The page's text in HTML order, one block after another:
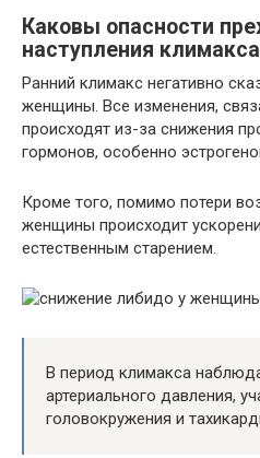
Каковы опасности
наступления
Ранний климакс негативно
женщины. Все изменения,
происходят из-за снижения
гормонов, особенно
Кроме того, помимо потери
женщины происходит
естественным старением.
В период климакса
артериального давления,
головокружения и